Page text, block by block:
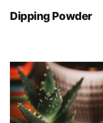
Dipping Powder